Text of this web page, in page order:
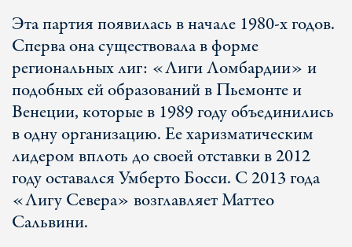
Эта партия появилась в начале 1980-х годов.
Сперва она существовала в форме
региональных лиг: «Лиги Ломбардии» и
подобных ей образований в Пьемонте и
Венеции, которые в 1989 году объединились
в одну организацию. Ее харизматическим
лидером вплоть до своей отставки в 2012
году оставался Умберто Босси. С 2013 года
«Лигу Севера» возглавляет Маттео
Сальвини.